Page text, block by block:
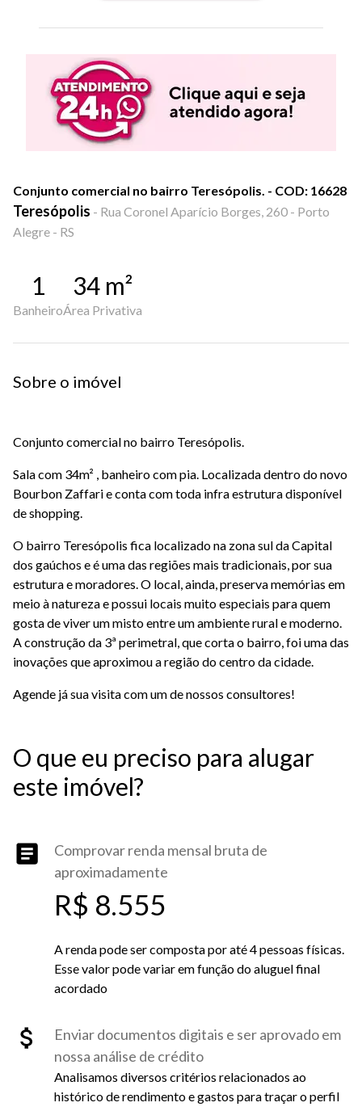
Conjunto comercial no bairro Teresópolis. - COD: 16628
Teresópolis - Rua Coronel Aparício Borges, 260 - Porto
Alegre - RS
1
Banheiro
34 m²
Área Privativa
Sobre o imóvel
Conjunto comercial no bairro Teresópolis.
Sala com 34m² , banheiro com pia. Localizada dentro do novo
Bourbon Zaffari e conta com toda infra estrutura disponível
de shopping.
O bairro Teresópolis fica localizado na zona sul da Capital
dos gaúchos e é uma das regiões mais tradicionais, por sua
estrutura e moradores. O local, ainda, preserva memórias em
meio à natureza e possui locais muito especiais para quem
gosta de viver um misto entre um ambiente rural e moderno.
A construção da 3ª perimetral, que corta o bairro, foi uma das
inovações que aproximou a região do centro da cidade.
Agende já sua visita com um de nossos consultores!
O que eu preciso para alugar
este imóvel?
Comprovar renda mensal bruta de
aproximadamente
R$ 8.555
A renda pode ser composta por até 4 pessoas físicas.
Esse valor pode variar em função do aluguel final
acordado
Enviar documentos digitais e ser aprovado em
nossa análise de crédito
Analisamos diversos critérios relacionados ao
histórico de rendimento e gastos para traçar o perfil